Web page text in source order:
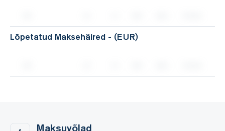
Lõpetatud Maksehäired - (EUR)
Maksuvõlad